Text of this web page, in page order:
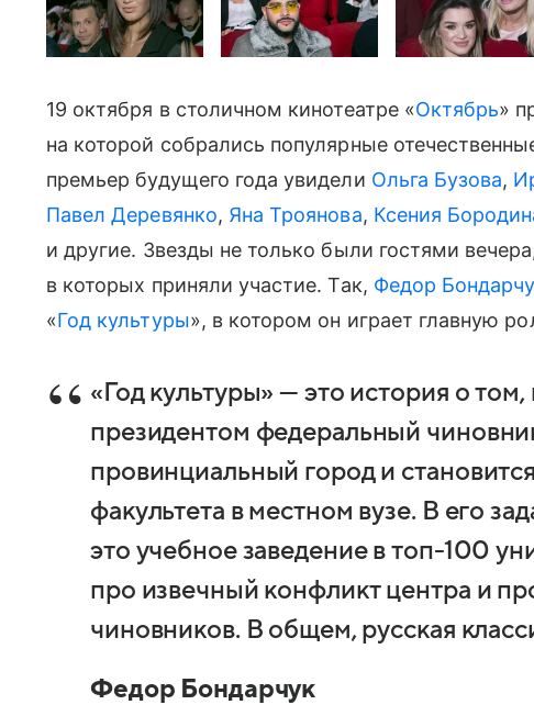
19 октября в столичном кинотеатре «Октябрь»
на которой собрались популярные
премьер будущего года увидели Ольга Бузова,
Павел Деревянко, Яна Троянова, Ксения
и другие. Звезды не только были гостями
в которых приняли участие. Так, Федор
«Год культуры», в котором он играет главную
«Год культуры» — это история о
президентом федеральный
провинциальный город и
факультета в местном вузе. В его
это учебное заведение в топ-100
про извечный конфликт центра и
чиновников. В общем, русская
Федор Бондарчук